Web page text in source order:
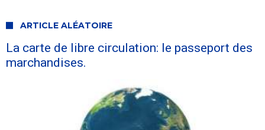
ARTICLE ALÉATOIRE
La carte de libre circulation: le passeport des
marchandises.